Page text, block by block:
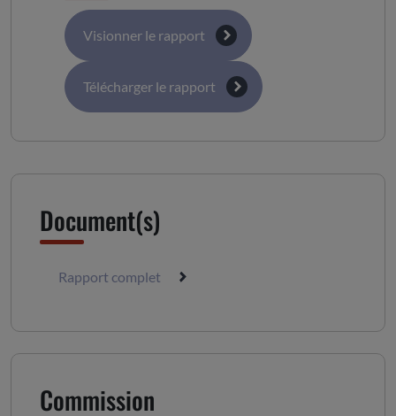
Visionner le rapport
Télécharger le rapport
Document(s)
Rapport complet
Commission